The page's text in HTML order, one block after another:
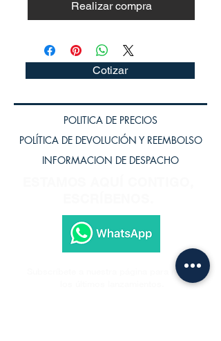
Realizar compra
Cotizar
POLITICA DE PRECIOS
POLÍTICA DE DEVOLUCIÓN Y REEMBOLSO
INFORMACION DE DESPACHO
Subscríbete a nuestra página para recibir